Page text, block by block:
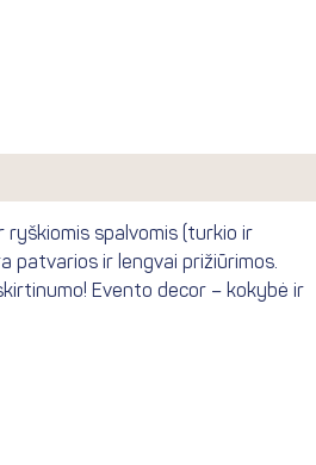
ryškiomis spalvomis (turkio ir
patvarios ir lengvai prižiūrimos.
Evento decor – kokybė ir